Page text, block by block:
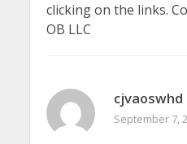
clicking on the links.
OB LLC
cjvaoswhd
September 7,